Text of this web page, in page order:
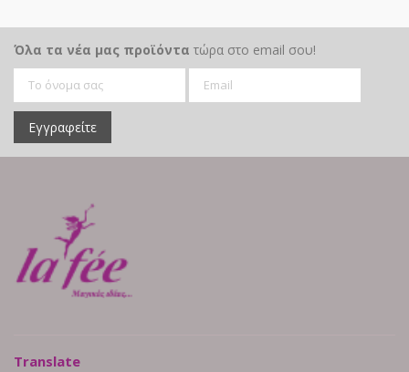
Όλα τα νέα μας προϊόντα τώρα στο email σου!
Εγγραφείτε
Translate